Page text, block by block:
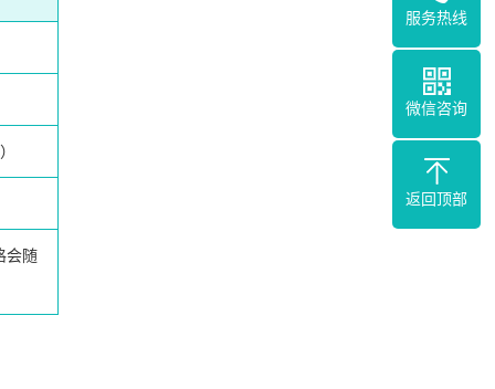
会随
服务热线
微信咨询
返回顶部